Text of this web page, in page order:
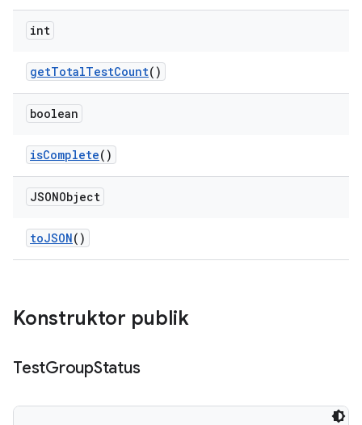
int
getTotalTestCount()
boolean
isComplete()
JSONObject
toJSON()
Konstruktor publik
TestGroupStatus